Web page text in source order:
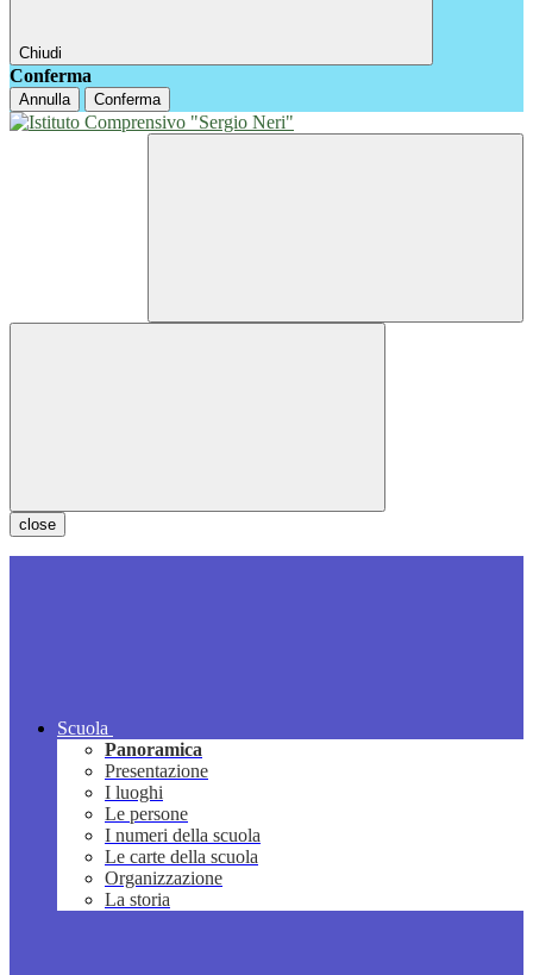
Chiudi
Conferma
Annulla Conferma
close
Scuola
Panoramica
Presentazione
I luoghi
Le persone
I numeri della scuola
Le carte della scuola
Organizzazione
La storia